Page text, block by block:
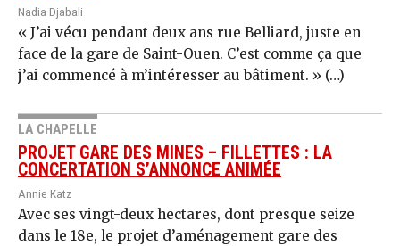
Nadia Djabali
« J’ai vécu pendant deux ans rue Belliard, juste en
face de la gare de Saint-Ouen. C’est comme ça que
j’ai commencé à m’intéresser au bâtiment. » (…)
LA CHAPELLE
PROJET GARE DES MINES – FILLETTES : LA
CONCERTATION S’ANNONCE ANIMÉE
Annie Katz
Avec ses vingt-deux hectares, dont presque seize
dans le 18e, le projet d’aménagement gare des